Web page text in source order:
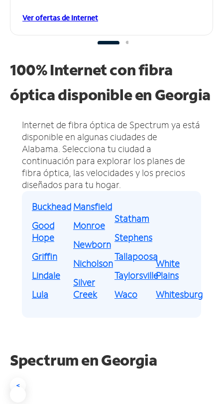
Ver ofertas de Internet
100% Internet con fibra
óptica disponible en Georgia
Internet de fibra óptica de Spectrum ya está
disponible en algunas ciudades de
Alabama. Selecciona tu ciudad a
continuación para explorar los planes de
fibra óptica, las velocidades y los precios
diseñados para tu hogar.
Buckhead
Good
Hope
Griffin
Lindale
Lula
Mansfield
Monroe
Newborn
Nicholson
Silver
Creek
Statham
Stephens
Tallapoosa
Taylorsville
Waco
White
Plains
Whitesburg
Spectrum enGeorgia
<